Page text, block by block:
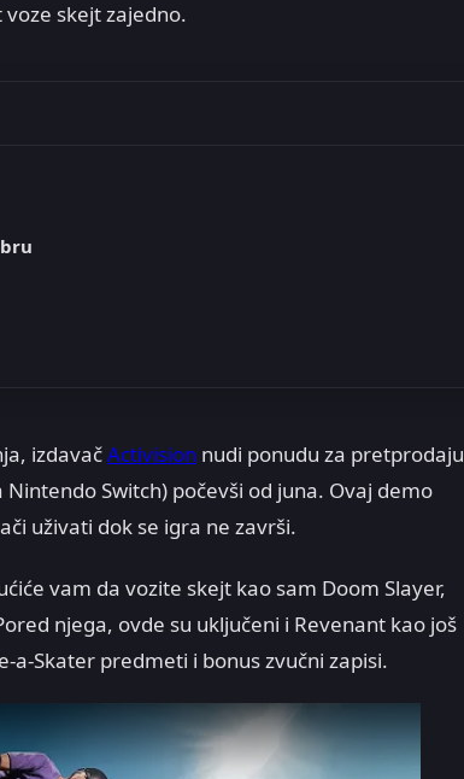
skejt zajedno.
izdavačActivision nudi ponudu za pretprodaju
Switch) počevši od juna. Ovaj demo
uživati dok se igra ne završi.
vam da vozite skejt kao sam Doom Slayer,
njega, ovde su uključeni i Revenant kao još
a-Skater predmeti i bonus zvučni zapisi.